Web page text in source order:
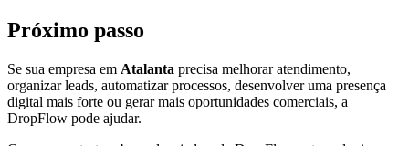
Próximo passo
Se sua empresa em Atalanta precisa melhorar atendimento,
organizar leads, automatizar processos, desenvolver uma presença
digital mais forte ou gerar mais oportunidades comerciais, a
DropFlow pode ajudar.